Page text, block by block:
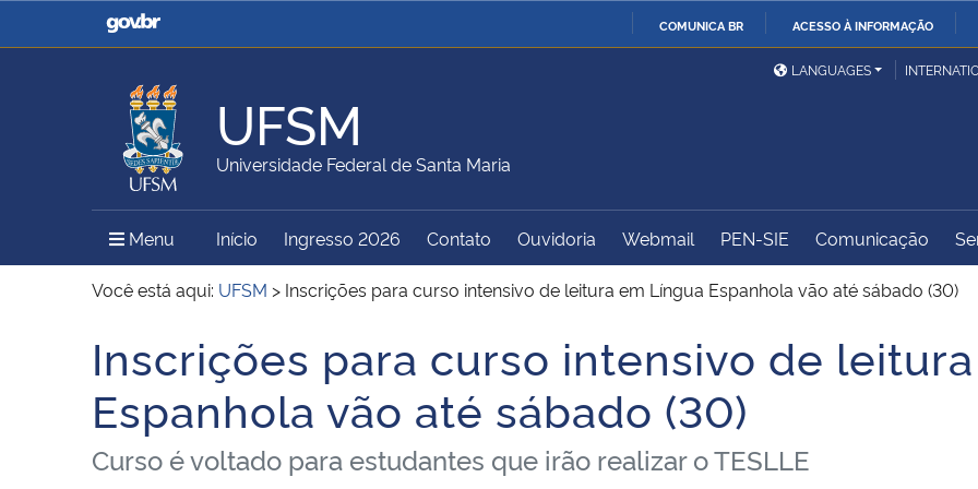
COMUNICA BR ACESSO À INFORMAÇÃO
Casa Civil
Ministério da Justiça e
Ministério da Defesa
Ministério das Relações
Exteriores
Ministério da Agricultura,
Pecuária e Abastecimento
Ministério da Educação
Ministério do Meio Ambiente Ministério do Turismo
Ministério do
Desenvolvimento Regional
Controladoria-Geral da
União
Secretaria de Governo
Gabinete de Segurança
Institucional
Advocacia-Geral da União Banco Central do Brasil
LANGUAGES
UFSM
Universidade Federal de Santa Maria
Menu Menu Principal do Sítio
Início Ingresso 2026 Contato Ouvidoria Webmail PEN-SIE Comunicação
Você está aqui: UFSM > Inscrições para curso intensivo de leitura em Língua Espanhola vão até sábado (30)
Início do conteúdo
Inscrições para curso intensivo de
Espanhola vão até sábado (30)
Curso é voltado para estudantes que irão realizar o TESLLE